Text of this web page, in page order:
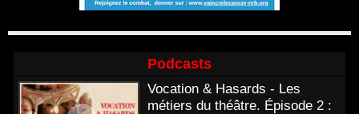
Podcasts
Vocation & Hasards - Les
métiers du théâtre. Épisode 2 :